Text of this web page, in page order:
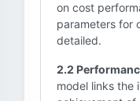
on cost
parameters for
detailed.
2.2
model links the